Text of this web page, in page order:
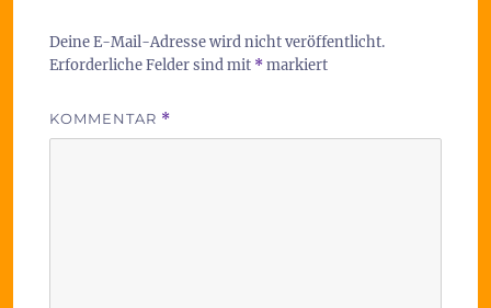
Deine E-Mail-Adresse wird nicht veröffentlicht.
Erforderliche Felder sind mit *markiert
KOMMENTAR *